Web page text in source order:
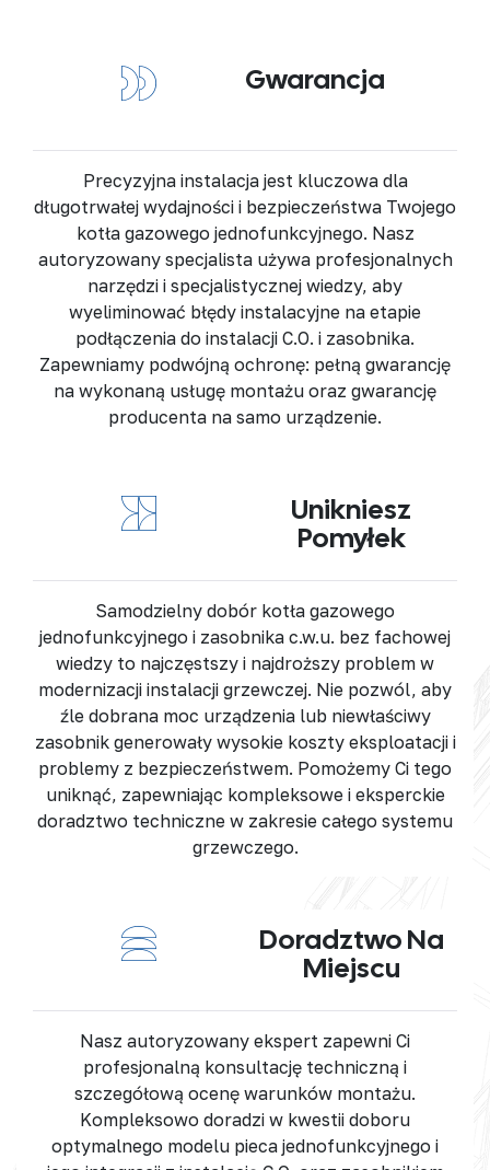
Gwarancja
Precyzyjna instalacja jest kluczowa dla
długotrwałej wydajności i bezpieczeństwa Twojego
kotła gazowego jednofunkcyjnego. Nasz
autoryzowany specjalistaużywa profesjonalnych
narzędzi i specjalistycznej wiedzy, aby
wyeliminować błędy instalacyjne na etapie
podłączenia do instalacji C.O. i zasobnika.
Zapewniamy podwójną ochronę: pełną gwarancję
na wykonaną usługę montażu oraz gwarancję
producenta na samo urządzenie.
Unikniesz
Pomyłek
Samodzielny dobór kotła gazowego
jednofunkcyjnego i zasobnika c.w.u. bez fachowej
wiedzy to najczęstszy i najdroższy problem w
modernizacji instalacji grzewczej. Nie pozwól, aby
źle dobrana moc urządzenialub niewłaściwy
zasobnik generowały wysokie koszty eksploatacjii
problemy z bezpieczeństwem. Pomożemy Ci tego
uniknąć, zapewniając kompleksowe i eksperckie
doradztwo techniczne w zakresie całego systemu
grzewczego.
Doradztwo Na
Miejscu
Nasz autoryzowany ekspert zapewni Ci
profesjonalną konsultację techniczną i
szczegółową ocenę warunków montażu.
Kompleksowo doradzi w kwestii doboru
optymalnego modelu pieca jednofunkcyjnego i